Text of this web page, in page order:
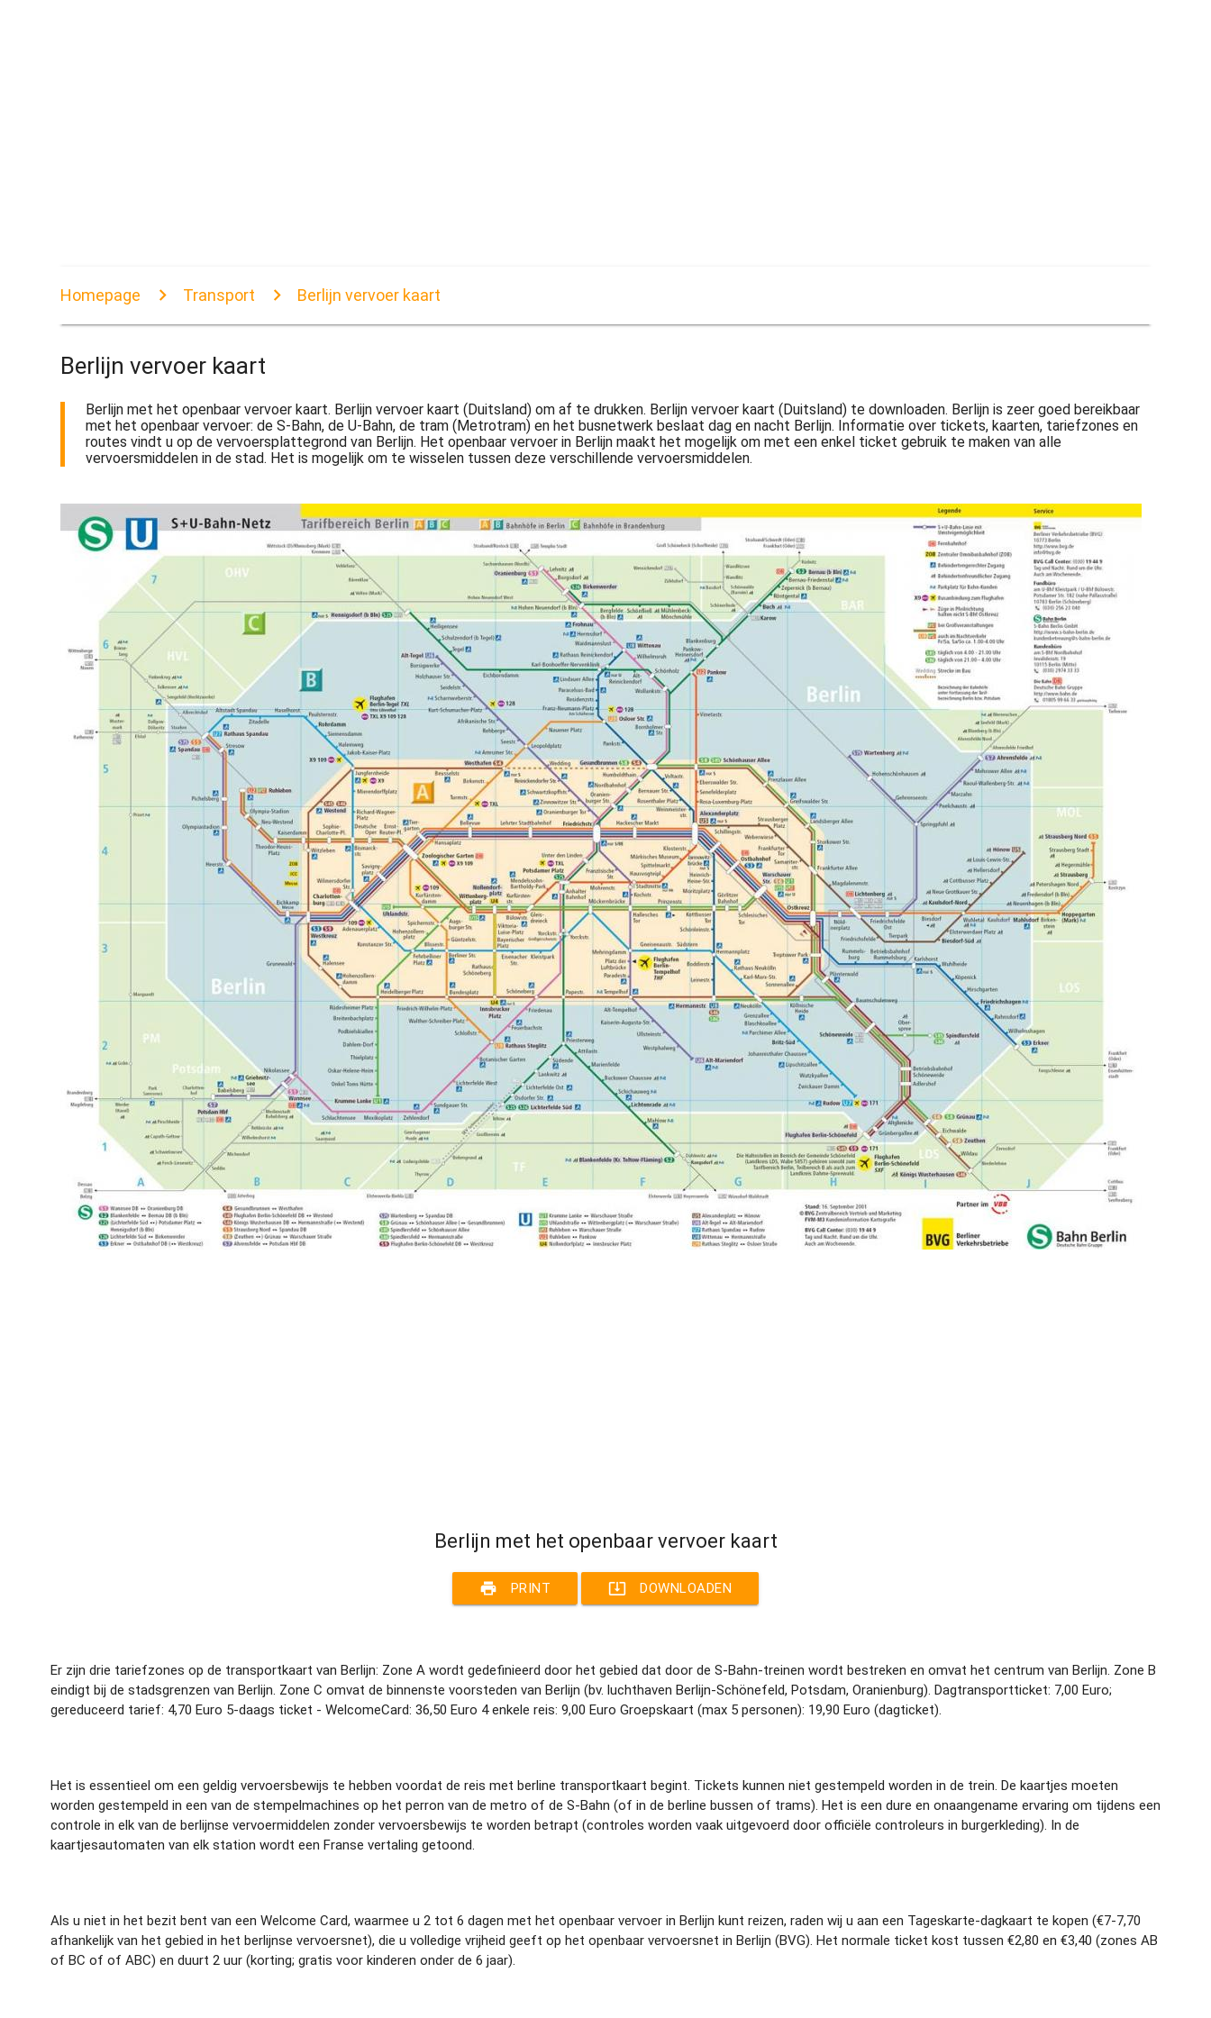
Homepage Transport Berlijn vervoer kaart
Berlijn vervoer kaart
Berlijn met het openbaar vervoer kaart. Berlijn vervoer kaart (Duitsland) om af te drukken. Berlijn vervoer kaart (Duitsland) te downloaden. Berlijn is zeer goed bereikbaar
met het openbaar vervoer: de S-Bahn, de U-Bahn, de tram (Metrotram) en het busnetwerk beslaat dag en nacht Berlijn. Informatie over tickets, kaarten, tariefzones en
routes vindt u op de vervoersplattegrond van Berlijn. Het openbaar vervoer in Berlijn maakt het mogelijk om met een enkel ticket gebruik te maken van alle
vervoersmiddelen in de stad. Het is mogelijk om te wisselen tussen deze verschillende vervoersmiddelen.
Berlijn met het openbaar vervoer kaart
print PRINT system_update_alt DOWNLOADEN
Er zijn drie tariefzones op de transportkaart van Berlijn: Zone A wordt gedefinieerd door het gebied dat door de S-Bahn-treinen wordt bestreken en omvat het centrum van Berlijn. Zone B
eindigt bij de stadsgrenzen van Berlijn. Zone C omvat de binnenste voorsteden van Berlijn (bv. luchthaven Berlijn-Schönefeld, Potsdam, Oranienburg). Dagtransportticket: 7,00 Euro;
gereduceerd tarief: 4,70 Euro 5-daags ticket - WelcomeCard: 36,50 Euro 4 enkele reis: 9,00 Euro Groepskaart (max 5 personen): 19,90 Euro (dagticket).
Het is essentieel om een geldig vervoersbewijs te hebben voordat de reis met berline transportkaart begint. Tickets kunnen niet gestempeld worden in de trein. De kaartjes moeten
worden gestempeld in een van de stempelmachines op het perron van de metro of de S-Bahn (of in de berline bussen of trams). Het is een dure en onaangename ervaring om tijdens een
controle in elk van de berlijnse vervoermiddelen zonder vervoersbewijs te worden betrapt (controles worden vaak uitgevoerd door officiële controleurs in burgerkleding). In de
kaartjesautomaten van elk station wordt een Franse vertaling getoond.
Als u niet in het bezit bent van een Welcome Card, waarmee u 2 tot 6 dagen met het openbaar vervoer in Berlijn kunt reizen, raden wij u aan een Tageskarte-dagkaart te kopen (€7-7,70
afhankelijk van het gebied in het berlijnse vervoersnet), die u volledige vrijheid geeft op het openbaar vervoersnet in Berlijn (BVG). Het normale ticket kost tussen €2,80 en €3,40 (zones AB
of BC of of ABC) en duurt 2 uur (korting; gratis voor kinderen onder de 6 jaar).